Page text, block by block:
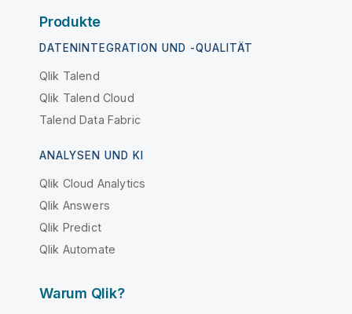
Produkte
DATENINTEGRATION UND -QUALITÄT
Qlik Talend
Qlik Talend Cloud
Talend Data Fabric
ANALYSEN UND KI
Qlik Cloud Analytics
Qlik Answers
Qlik Predict
Qlik Automate
Warum Qlik?